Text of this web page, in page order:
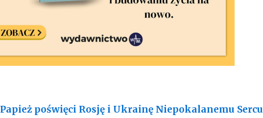
Papież poświęci Rosję i Ukrainę Niepokalanemu Sercu